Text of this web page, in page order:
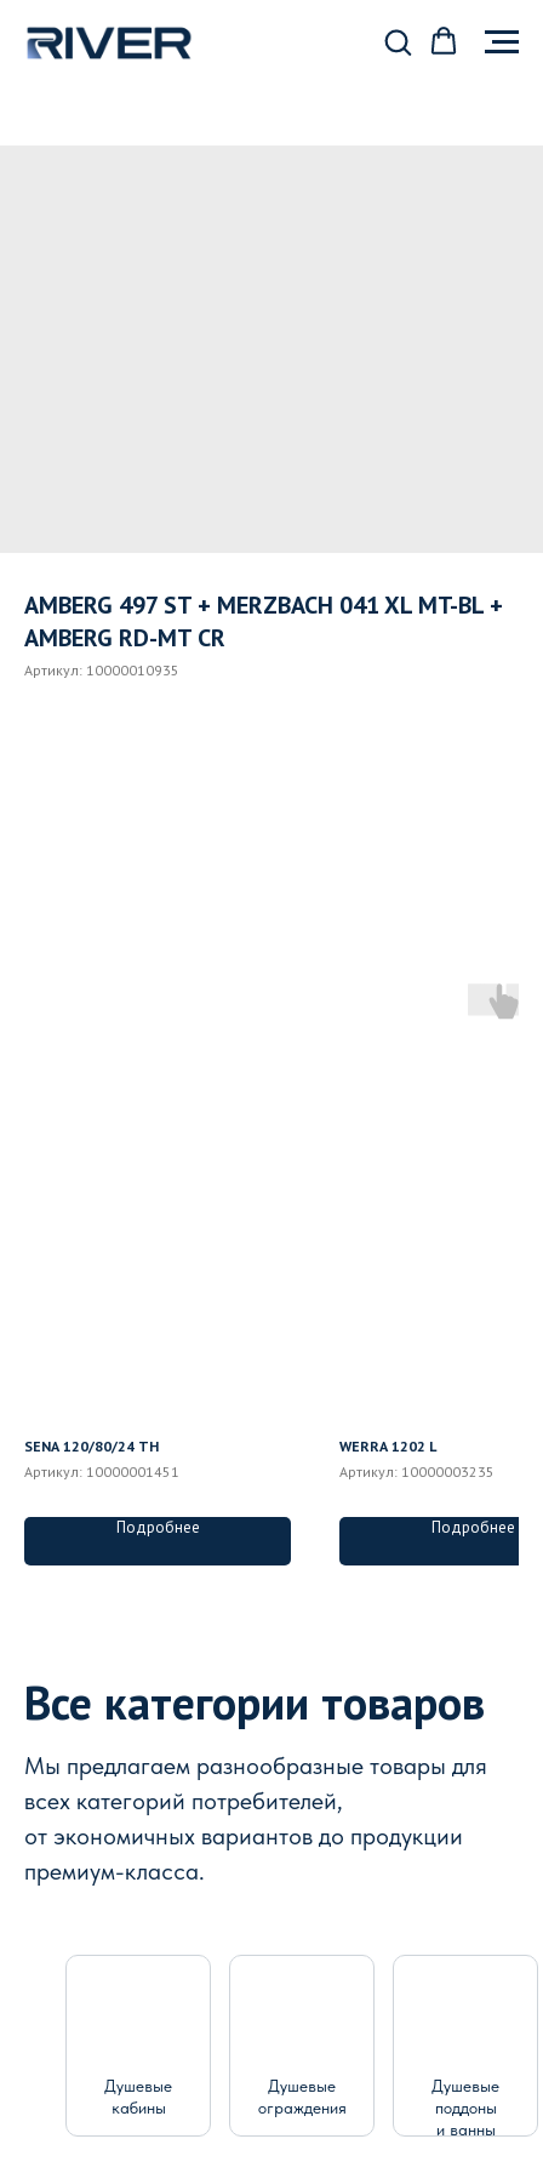
AMBERG 497 ST + MERZBACH 041 XL MT-BL +
AMBERG RD-MT CR
Артикул: 10000010935
SENA 120/80/24 ТН
Артикул: 10000001451
Подробнее
WERRA 1202 L
Артикул: 10000003235
Подробнее
Все категории товаров
Мы предлагаем разнообразные товары для
всех категорий потребителей,
от экономичных вариантов до продукции
премиум-класса.
Душевые
кабины
Душевые
ограждения
Душевые
поддоны
и ванны